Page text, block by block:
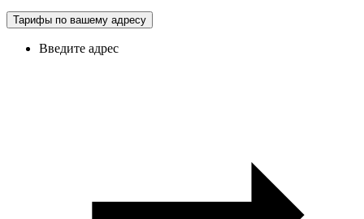
Тарифы по вашему адресу
Введите адрес